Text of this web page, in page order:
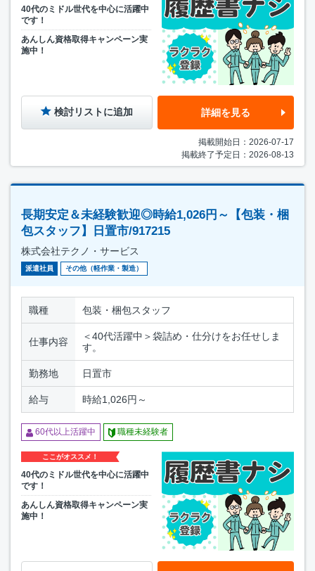
40代のミドル世代を中心に活躍中
です！
あんしん資格取得キャンペーン実
施中！
検討リストに追加 詳細を見る
掲載開始日：2026-07-17
掲載終了予定日：2026-08-13
長期安定＆未経験歓迎◎時給1,026円～【包装・梱
包スタッフ】日置市/917215
株式会社テクノ・サービス
派遣社員 その他（軽作業・製造）
職種 包装・梱包スタッフ
仕事内容
＜40代活躍中＞袋詰め・仕分けをお任せしま
す。
勤務地 日置市
給与 時給1,026円～
60代以上活躍中 職種未経験者
ここがオススメ！
40代のミドル世代を中心に活躍中
です！
あんしん資格取得キャンペーン実
施中！